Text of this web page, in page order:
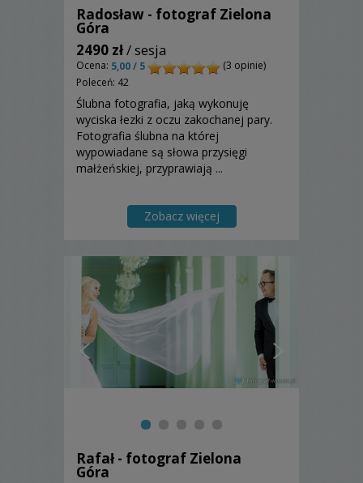
Radosław - fotograf Zielona
Góra
2490 zł/ sesja
Ocena: 5,00 / 5
(3 opinie)
Poleceń: 42
Ślubna fotografia, jaką wykonuję
wyciska łezki z oczu zakochanej pary.
Fotografia ślubna na której
wypowiadane są słowa przysięgi
małżeńskiej, przyprawiają ...
Zobacz więcej
Rafał - fotograf Zielona
Góra